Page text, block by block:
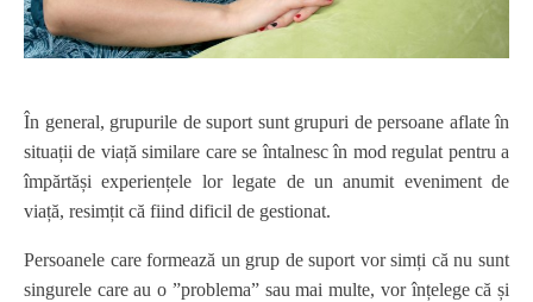
În general, grupurile de suport sunt grupuri de persoane aflate în
situații de viață similare care se întalnesc în mod regulat pentru a
împărtăși experiențele lor legate de un anumit eveniment de
viață, resimțit că fiind dificil de gestionat.
Persoanele care formează un grup de suport vor simți că nu sunt
singurele care au o ”problema” sau mai multe, vor înțelege că și